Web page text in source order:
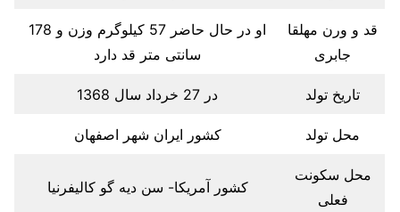
قد و ورن مهلقا
جابری
او در حال حاضر 57 کیلوگرم وزن و 178
سانتی متر قد دارد
تاریخ تولد در 27 خرداد سال 1368
محل تولد کشور ایران شهر اصفهان
محل سکونت
فعلی
کشور آمریکا- سن دیه گو کالیفرنیا